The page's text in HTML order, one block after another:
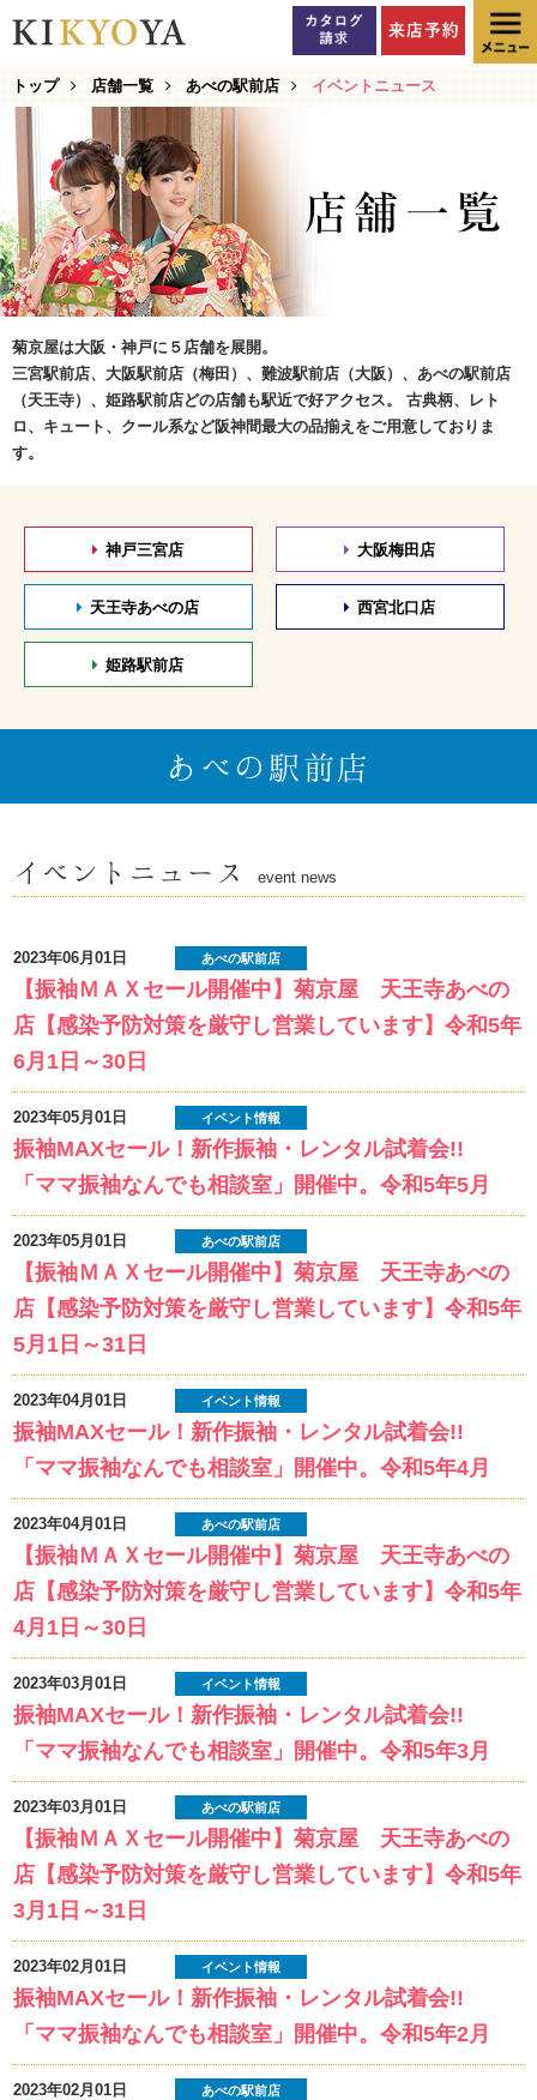
トップ 店舗一覧 あべの駅前店 イベントニュース
菊京屋は大阪・神戸に５店舗を展開。
三宮駅前店、大阪駅前店（梅田）、難波駅前店（大阪）、あべの駅前店
（天王寺）、姫路駅前店どの店舗も駅近で好アクセス。 古典柄、レト
ロ、キュート、クール系など阪神間最大の品揃えをご用意しておりま
す。
神戸三宮店 大阪梅田店
天王寺あべの店 西宮北口店
姫路駅前店
あべの駅前店
イベントニュース event news
2023年06月01日 あべの駅前店
【振袖ＭＡＸセール開催中】菊京屋 天王寺あべの
店【感染予防対策を厳守し営業しています】令和5年
6月1日～30日
2023年05月01日 イベント情報
振袖MAXセール！新作振袖・レンタル試着会!!
「ママ振袖なんでも相談室」開催中。令和5年5月
2023年05月01日 あべの駅前店
【振袖ＭＡＸセール開催中】菊京屋 天王寺あべの
店【感染予防対策を厳守し営業しています】令和5年
5月1日～31日
2023年04月01日 イベント情報
振袖MAXセール！新作振袖・レンタル試着会!!
「ママ振袖なんでも相談室」開催中。令和5年4月
2023年04月01日 あべの駅前店
【振袖ＭＡＸセール開催中】菊京屋 天王寺あべの
店【感染予防対策を厳守し営業しています】令和5年
4月1日～30日
2023年03月01日 イベント情報
振袖MAXセール！新作振袖・レンタル試着会!!
「ママ振袖なんでも相談室」開催中。令和5年3月
2023年03月01日 あべの駅前店
【振袖ＭＡＸセール開催中】菊京屋 天王寺あべの
店【感染予防対策を厳守し営業しています】令和5年
3月1日～31日
2023年02月01日 イベント情報
振袖MAXセール！新作振袖・レンタル試着会!!
「ママ振袖なんでも相談室」開催中。令和5年2月
2023年02月01日 あべの駅前店